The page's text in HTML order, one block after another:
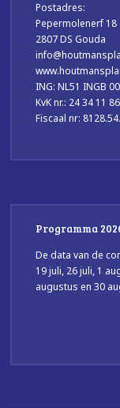
Postadres:
Pepermolenerf 18
2807 DS Gouda
ING: NL51 INGB
KvK nr.: 24 34 11 86
Fiscaal nr:
Programma
De data van de
19 juli, 26 juli, 1
augustus en 30